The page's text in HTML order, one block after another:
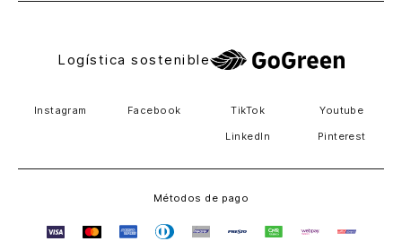
Logística sostenible
Instagram Facebook TikTok Youtube
LinkedIn Pinterest
Métodos de pago